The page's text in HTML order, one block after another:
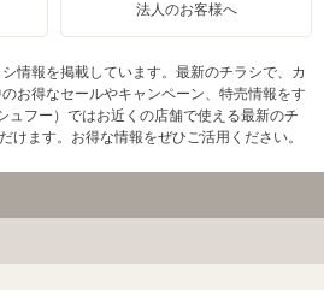
法人のお客様へ
情報を掲載しています。最新のチラシで、カ
お得なセールやキャンペーン、特売情報をす
ュフー）ではお近くの店舗で使える最新のチ
けます。お得な情報をぜひご活用ください。